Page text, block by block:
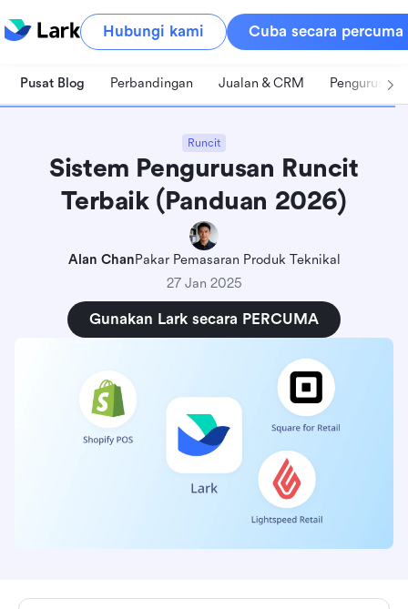
Hubungi kami Cuba secara percuma
Pusat Blog Perbandingan Jualan & CRM Pengurusan
Runcit
Sistem Pengurusan Runcit
Terbaik (Panduan 2026)
Alan ChanPakar Pemasaran Produk Teknikal
27 Jan 2025
Gunakan Lark secara PERCUMA